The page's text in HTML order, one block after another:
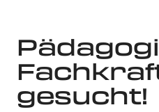
gesucht!